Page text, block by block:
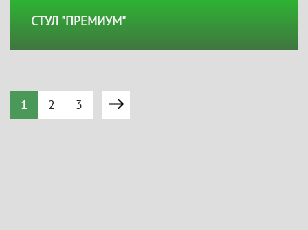
СТУЛ "ПРЕМИУМ"
1 2 3